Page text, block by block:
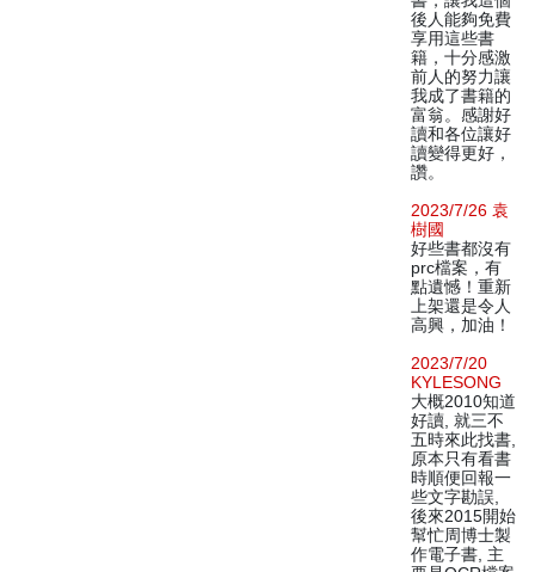
後人能夠免費
享用這些書
籍，十分感激
前人的努力讓
我成了書籍的
富翁。感謝好
讀和各位讓好
讀變得更好，
讚。
2023/7/26 袁
樹國
好些書都沒有
prc檔案，有
點遺憾！重新
上架還是令人
高興，加油！
2023/7/20
KYLESONG
大概2010知道
好讀, 就三不
五時來此找書,
原本只有看書
時順便回報一
些文字勘誤,
後來2015開始
幫忙周博士製
作電子書, 主